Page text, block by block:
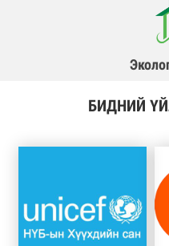
БИДНИЙ